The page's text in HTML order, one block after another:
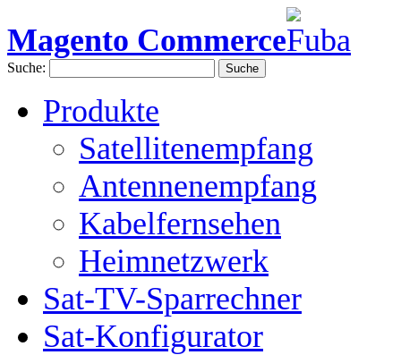
Magento Commerce
Suche: Suche
Produkte
Satellitenempfang
Antennenempfang
Kabelfernsehen
Heimnetzwerk
Sat-TV-Sparrechner
Sat-Konfigurator